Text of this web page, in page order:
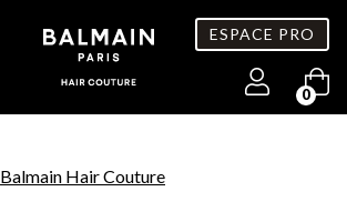
ESPACE PRO
0
Balmain Hair Couture